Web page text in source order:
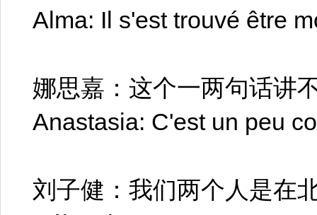
Alma: Il s'est trouvé être
娜思嘉：这个一两句话讲
Anastasia: C'est un peu
刘子健：我们两个人是在